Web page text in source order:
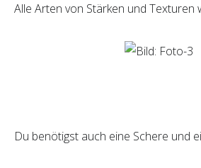
Alle Arten von Stärken und Texturen
Du benötigst auch eine Schere und